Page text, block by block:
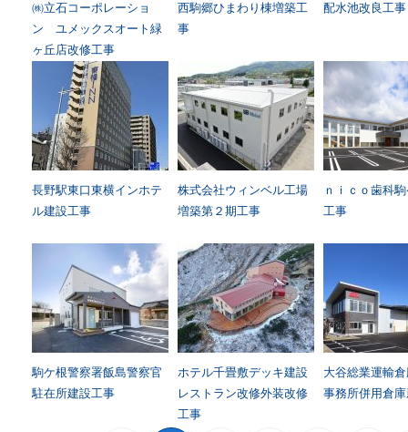
㈱立石コーポレーショ
ン ユメックスオート緑
ヶ丘店改修工事
西駒郷ひまわり棟増築工
事
配水池改良工事
長野駅東口東横インホテ
ル建設工事
株式会社ウィンベル工場
増築第２期工事
ｎｉｃｏ歯科
工事
駒ケ根警察署飯島警察官
駐在所建設工事
ホテル千畳敷デッキ建設
レストラン改修外装改修
工事
大谷総業運輸
事務所併用倉